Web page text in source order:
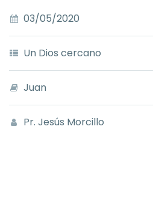
03/05/2020
Un Dios cercano
Juan
Pr. Jesús Morcillo